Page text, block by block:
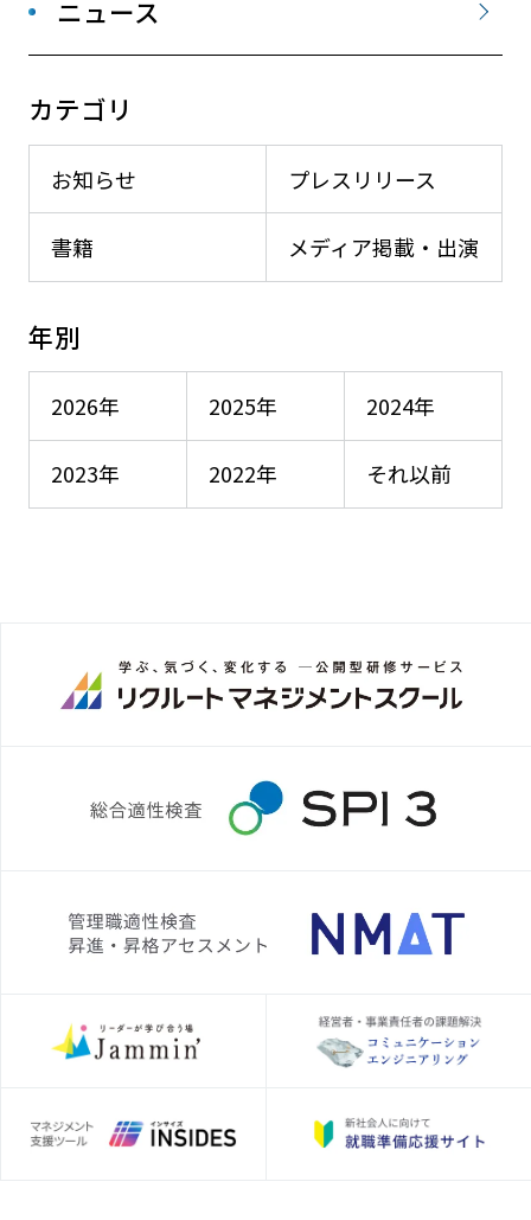
ニュース
カテゴリ
お知らせ プレスリリース
メディア掲載・出演
書籍
年別
2026年 2025年 2024年
2023年 2022年 それ以前